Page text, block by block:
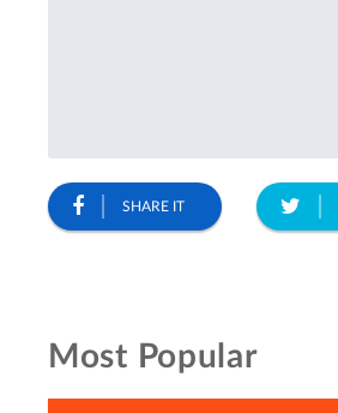
SHARE IT
Most Popular